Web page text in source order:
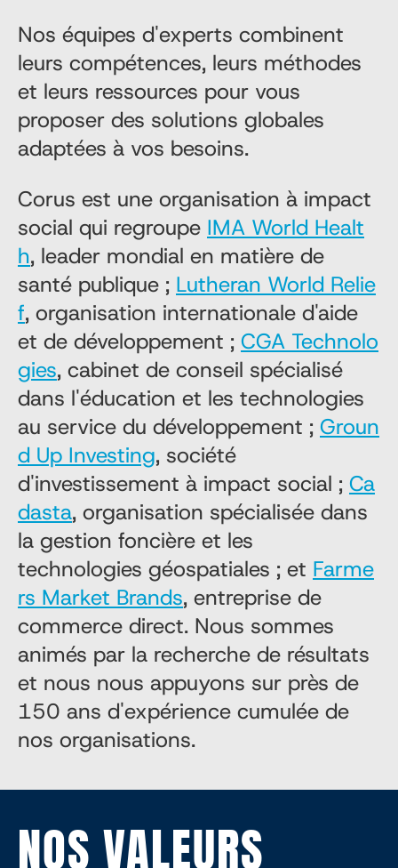
Nos équipes d'experts combinent
leurs compétences, leurs méthodes
et leurs ressources pour vous
proposer des solutions globales
adaptées à vos besoins.
Corus est une organisation à impact
social qui regroupe IMA World Healt
h, leader mondial en matière de
santé publique ; Lutheran World Relie
f, organisation internationale d'aide
et de développement ; CGA Technolo
gies, cabinet de conseil spécialisé
dans l'éducation et les technologies
au service du développement ; Groun
d Up Investing, société
d'investissement à impact social ; Ca
dasta, organisation spécialisée dans
la gestion foncière et les
technologies géospatiales ; et Farme
rs Market Brands, entreprise de
commerce direct. Nous sommes
animés par la recherche de résultats
et nous nous appuyons sur près de
150 ans d'expérience cumulée de
nos organisations.
NOS VALEURS